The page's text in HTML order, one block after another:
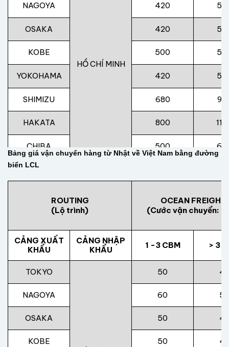
HỒ CHÍ MINH
NAGOYA 420
OSAKA 420
KOBE 500
YOKOHAMA 420
SHIMIZU 680
HAKATA 800
CHIBA 500
Bảng giá vận chuyển hàng từ Nhật về Việt Nam bằng đường
biển LCL
ROUTING
(Lộ trình)
OCEAN FREIGHT
(Cước vận chuyển:
CẢNG XUẤT
KHẨU
CẢNG NHẬP
KHẨU
1 -3 CBM > 3
TOKYO 50
NAGOYA 60 50
OSAKA 50
KOBE 50